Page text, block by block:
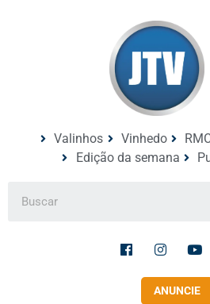
Valinhos Vinhedo
Edição da semana
ANUNCIE